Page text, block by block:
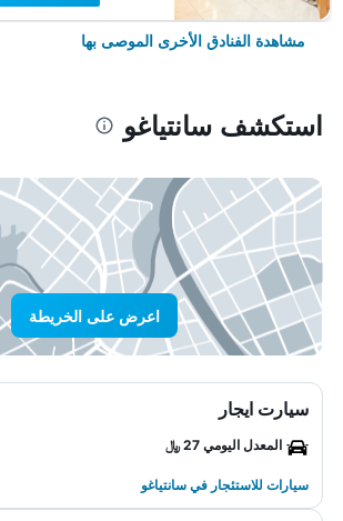
مشاهدة الفنادق الأخرى الموصى بها
استكشف سانتياغو
اعرض على الخريطة
سيارت ايجار
المعدل اليومي 27 ﷼
سيارات للاستئجار في سانتياغو